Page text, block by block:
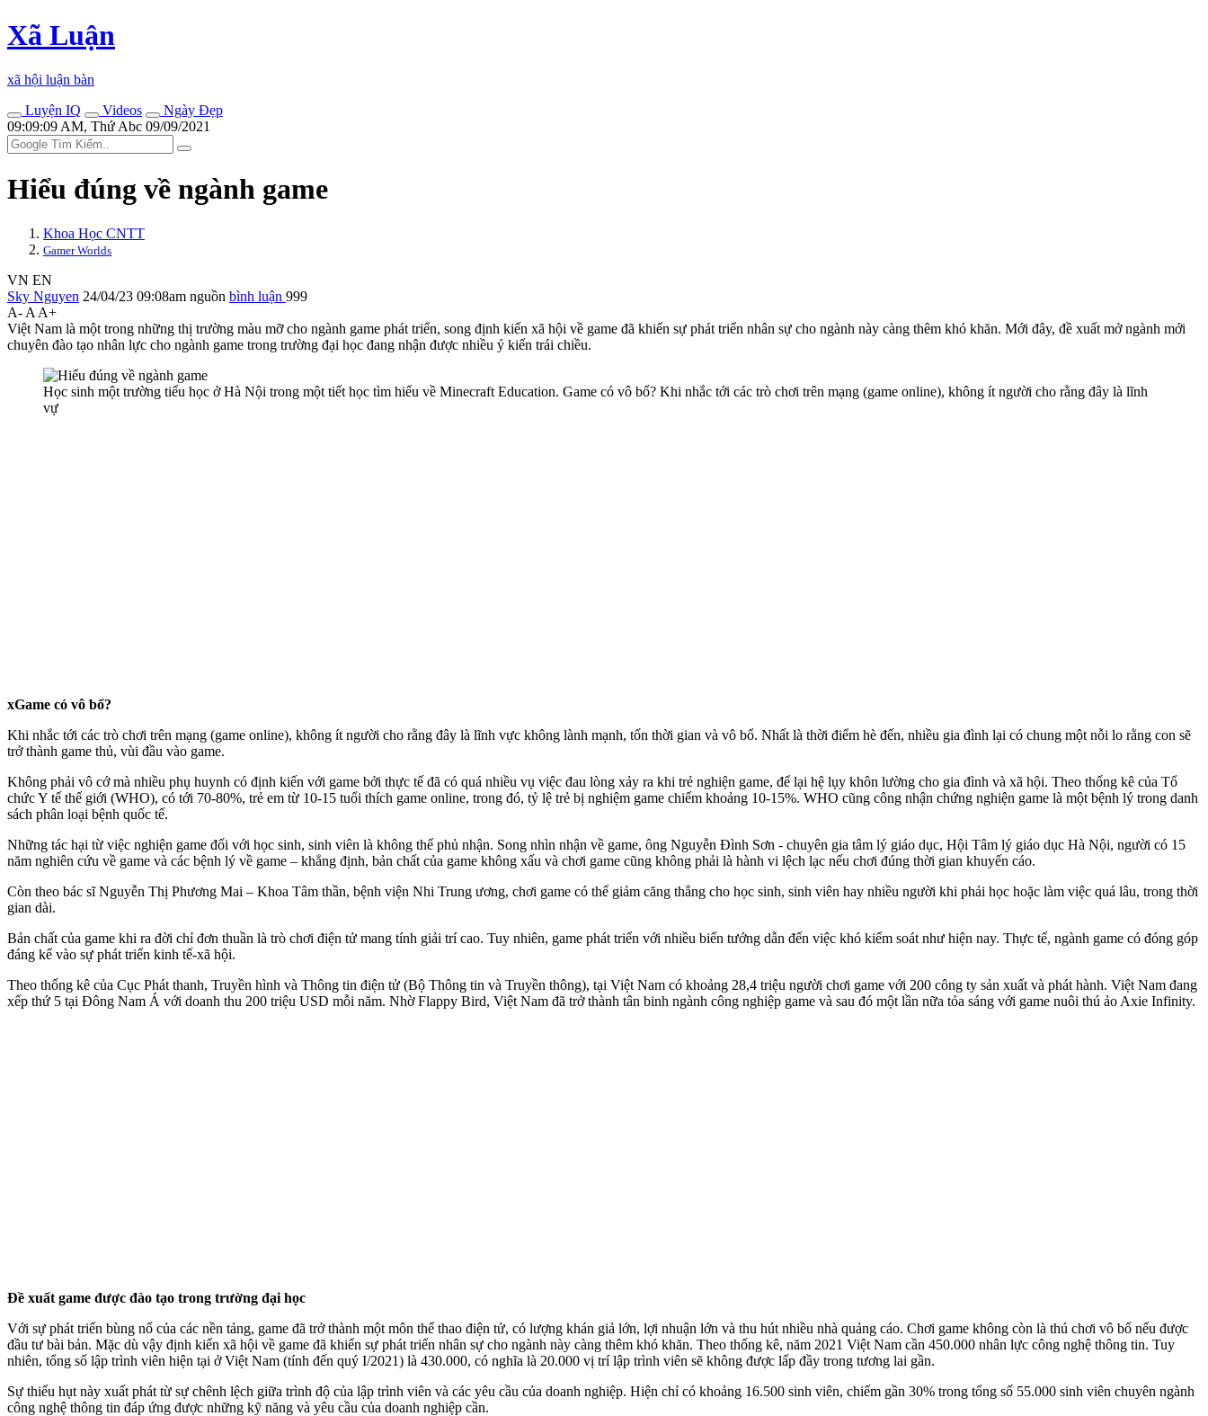
Xã Luận
xã hội luận bàn
Luyện IQ
Videos
Ngày Đẹp
09:09:09 AM, Thứ Abc 09/09/2021
Hiểu đúng về ngành game
Khoa Học CNTT
Gamer Worlds
VN EN
Sky Nguyen 24/04/23 09:08am nguồn bình luận 999
A- A A+
Việt Nam là một trong những thị trường màu mỡ cho ngành game phát triển, song định kiến xã hội về game đã khiến sự phát triển nhân sự cho ngành này càng thêm khó khăn. Mới đây, đề xuất mở ngành mới
chuyên đào tạo nhân lực cho ngành game trong trường đại học đang nhận được nhiều ý kiến trái chiều.
Học sinh một trường tiểu học ở Hà Nội trong một tiết học tìm hiểu về Minecraft Education. Game có vô bổ? Khi nhắc tới các trò chơi trên mạng (game online), không ít người cho rằng đây là lĩnh
vự
xGame có vô bổ?
Khi nhắc tới các trò chơi trên mạng (game online), không ít người cho rằng đây là lĩnh vực không lành mạnh, tốn thời gian và vô bổ. Nhất là thời điểm hè đến, nhiều gia đình lại có chung một nỗi lo rằng con sẽ
trở thành game thủ, vùi đầu vào game.
Không phải vô cớ mà nhiều phụ huynh có định kiến với game bởi thực tế đã có quá nhiều vụ việc đau lòng xảy ra khi trẻ nghiện game, để lại hệ lụy khôn lường cho gia đình và xã hội. Theo thống kê của Tổ
chức Y tế thế giới (WHO), có tới 70-80%, trẻ em từ 10-15 tuổi thích game online, trong đó, tỷ lệ trẻ bị nghiệm game chiếm khoảng 10-15%. WHO cũng công nhận chứng nghiện game là một bệnh lý trong danh
sách phân loại bệnh quốc tế.
Những tác hại từ việc nghiện game đối với học sinh, sinh viên là không thể phủ nhận. Song nhìn nhận về game, ông Nguyễn Đình Sơn - chuyên gia tâm lý giáo dục, Hội Tâm lý giáo dục Hà Nội, người có 15
năm nghiên cứu về game và các bệnh lý về game – khẳng định, bản chất của game không xấu và chơi game cũng không phải là hành vi lệch lạc nếu chơi đúng thời gian khuyến cáo.
Còn theo bác sĩ Nguyễn Thị Phương Mai – Khoa Tâm thần, bệnh viện Nhi Trung ương, chơi game có thể giảm căng thẳng cho học sinh, sinh viên hay nhiều người khi phải học hoặc làm việc quá lâu, trong thời
gian dài.
Bản chất của game khi ra đời chỉ đơn thuần là trò chơi điện tử mang tính giải trí cao. Tuy nhiên, game phát triển với nhiều biến tướng dẫn đến việc khó kiểm soát như hiện nay. Thực tế, ngành game có đóng góp
đáng kể vào sự phát triển kinh tế-xã hội.
Theo thống kê của Cục Phát thanh, Truyền hình và Thông tin điện tử (Bộ Thông tin và Truyền thông), tại Việt Nam có khoảng 28,4 triệu người chơi game với 200 công ty sản xuất và phát hành. Việt Nam đang
xếp thứ 5 tại Đông Nam Á với doanh thu 200 triệu USD mỗi năm. Nhờ Flappy Bird, Việt Nam đã trở thành tân binh ngành công nghiệp game và sau đó một lần nữa tỏa sáng với game nuôi thú ảo Axie Infinity.
Đề xuất game được đào tạo trong trường đại học
Với sự phát triển bùng nổ của các nền tảng, game đã trở thành một môn thể thao điện tử, có lượng khán giả lớn, lợi nhuận lớn và thu hút nhiều nhà quảng cáo. Chơi game không còn là thú chơi vô bổ nếu được
đầu tư bài bản. Mặc dù vậy định kiến xã hội về game đã khiến sự phát triển nhân sự cho ngành này càng thêm khó khăn. Theo thống kê, năm 2021 Việt Nam cần 450.000 nhân lực công nghệ thông tin. Tuy
nhiên, tổng số lập trình viên hiện tại ở Việt Nam (tính đến quý I/2021) là 430.000, có nghĩa là 20.000 vị trí lập trình viên sẽ không được lấp đầy trong tương lai gần.
Sự thiếu hụt này xuất phát từ sự chênh lệch giữa trình độ của lập trình viên và các yêu cầu của doanh nghiệp. Hiện chỉ có khoảng 16.500 sinh viên, chiếm gần 30% trong tổng số 55.000 sinh viên chuyên ngành
công nghệ thông tin đáp ứng được những kỹ năng và yêu cầu của doanh nghiệp cần.